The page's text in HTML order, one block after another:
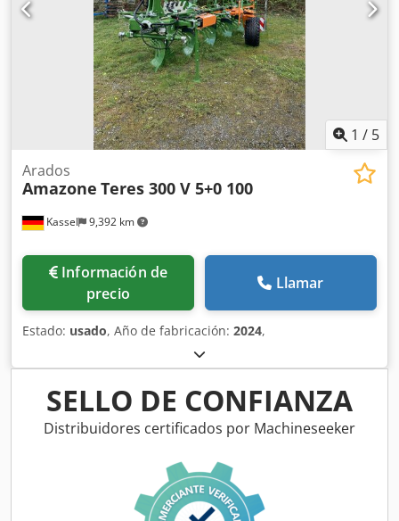
1 / 5
Kassel 9,392 km
Arados
Amazone Teres 300 V 5+0 100
Información de
precio
Llamar
Estado: usado, Año de fabricación: 2024,
SELLO DE CONFIANZA
Distribuidores certificados por Machineseeker